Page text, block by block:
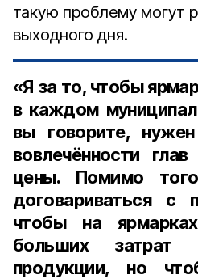
такую проблему могут
выходного дня.
«Я за то, чтобы
в каждом
вы говорите,
вовлечённости
цены. Помимо
договариваться с
чтобы на
больших затрат
продукции, но